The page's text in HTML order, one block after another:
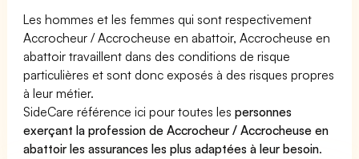
Les hommes et les femmes qui sont respectivement
Accrocheur / Accrocheuse en abattoir, Accrocheuse en
abattoir travaillent dans des conditions de risque
particulières et sont donc exposés à des risques propres
à leur métier.
SideCare référence ici pour toutes lespersonnes
exerçant la profession de Accrocheur / Accrocheuse en
abattoir les assurances les plus adaptées à leur besoin.